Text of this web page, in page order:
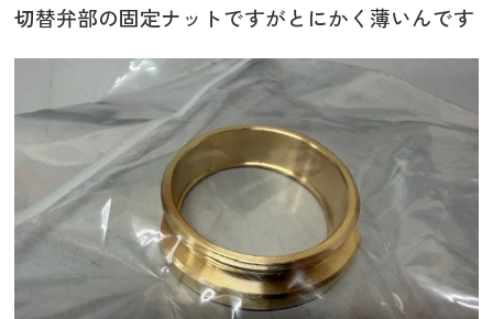
切替弁部の固定ナットですがとにかく薄いんです